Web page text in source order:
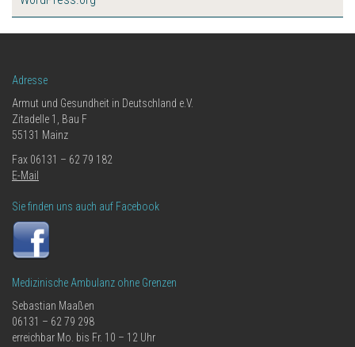
Adresse
Armut und Gesundheit in Deutschland e.V.
Zitadelle 1, Bau F
55131 Mainz
Fax 06131 – 62 79 182
E-Mail
Sie finden uns auch auf Facebook
Medizinische Ambulanz ohne Grenzen
Sebastian Maaßen
06131 – 62 79 298
erreichbar Mo. bis Fr. 10 – 12 Uhr